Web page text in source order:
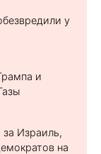
у
и
Израиль,
на